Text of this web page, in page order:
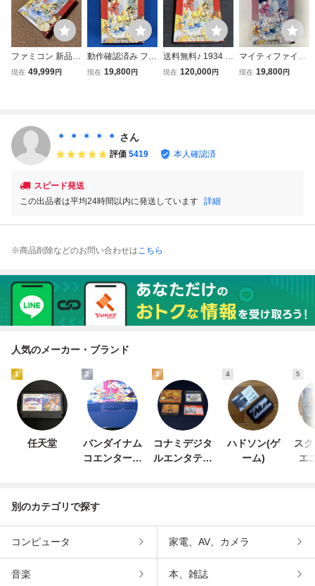
ファミコン 新品未
使用未開封 マイ
現在 49,999円
動作確認済み ファ
ミコンソフト マイ
現在 19,800円
送料無料♪ 1934 未
開封新品♪ マイテ
現在 120,000円
マイティファイナ
ルファイト
現在 19,800円
＊ ＊ ＊ ＊ ＊ さん
評価 5419 本人確認済
スピード発送
この出品者は平均24時間以内に発送しています 詳細
※商品削除などのお問い合わせはこちら
人気のメーカー・ブランド
1
任天堂
2
バンダイナム
コエンターテ
3
コナミデジタ
ルエンタテイ
4
ハドソン(ゲ
ーム)
5
ス
エ
別のカテゴリで探す
コンピュータ 家電、AV、カメラ
音楽 本、雑誌